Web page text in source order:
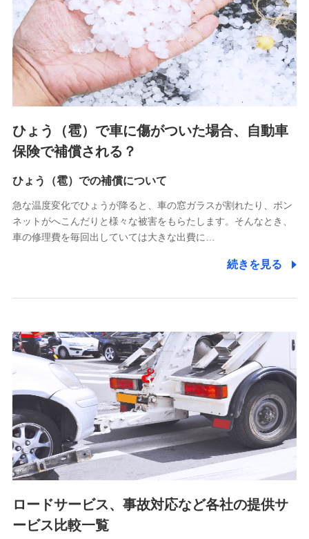
るために利用させていただくことがあります。）
上記に係る連絡・手続き・管理等付帯業務を行うため
3.セミナー募集サイトから取得した個人情報
各種セミナーの案内、開催のため
上記に係る連絡・手続き・管理等付帯業務を行うため
4.家族・友達紹介にて取得した個人情報
被紹介者への連絡、及び当社と取引のあるもしくは委託を受
けている保険会社・提携会社の保険その他に関する情報を提
供し、金融商品等の契約を勧奨するため
アンケートやキャンペーン等の実施のため
上記に係る連絡・手続き・管理等付帯業務を行うため
5.通話録音にて取得する情報
7.社員（従業者）の個人情報
人事･勤怠･健康・労務等の管理、給与支給、福利厚生・採用
退職関連処理等の各種手続きのため、当社と従業員または従
業員同士の連絡のため
8.取引先個人情報
取引先としての選定業務、営業情報の提供業務、契約締結手
続き業務、取引管理業務、およびこれらに準ずる業務の遂行
のため
9.お問い合わせ情報
各種お問い合わせに対応するため
ひょう（雹）で車に傷がついた場合、自動車
保険で補償される？
ひょう（雹）での補償について
急な温度変化でひょうが降ると、車の窓ガラスが割れたり、ボン
ネットがへこんだりと様々な被害をもらたします。そんなとき、
車の修理費を毎回出していては大きな出費に…
続きを見る
ロードサービス、事故対応など各社の提供サ
ービス比較一覧